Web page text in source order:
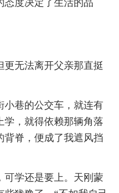
态度决定了生活的品
更无法离开父亲那直挺
小巷的公交车，就连有
学，就得依赖那辆角落
背脊，便成了我遮风挡
可学还是要上。天刚蒙